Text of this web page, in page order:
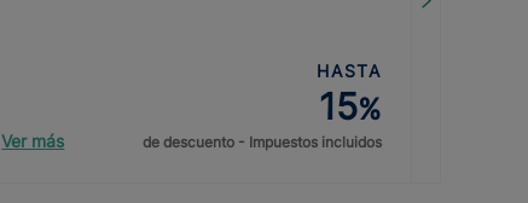
Ver más
HASTA
15%
de descuento - Impuestos incluidos